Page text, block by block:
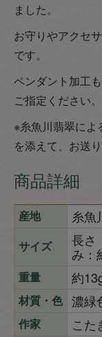
ました。
お守りやアクセ
です。
ペンダント加工
ご指定ください。
※糸魚川翡翠によ
を添えて、お送
商品詳細
産地 糸魚
サイズ
長さ
み：
重量 約
材質・色 濃緑
作家 こた